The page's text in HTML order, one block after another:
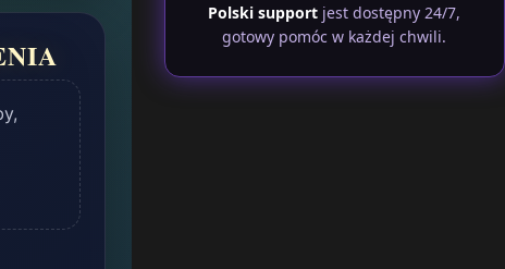
Polski support jest dostępny 24/7,
gotowy pomóc w każdej chwili.